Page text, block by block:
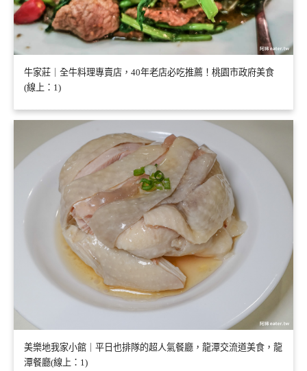
牛家莊｜全牛料理專賣店，40年老店必吃推薦！桃園市政府美食
(線上：1)
美樂地我家小館｜平日也排隊的超人氣餐廳，龍潭交流道美食，龍
潭餐廳(線上：1)